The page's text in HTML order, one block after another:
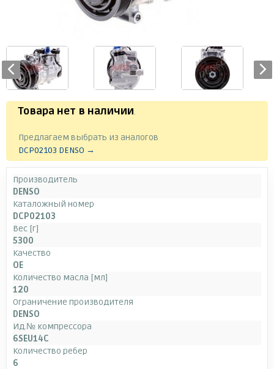
Товара нет в наличии.
Предлагаем выбрать из аналогов
DCP02103 DENSO →
Производитель
DENSO
Каталожный номер
DCP02103
Вес [г]
5300
Качество
OE
Количество масла [мл]
120
Ограничение производителя
DENSO
Ид.№ компрессора
6SEU14C
Количество ребер
6